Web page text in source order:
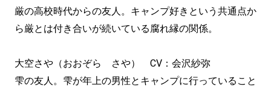
厳の高校時代からの友人。キャンプ好きという共通点か
ら厳とは付き合いが続いている腐れ縁の関係。
大空さや（おおぞら さや） CV：会沢紗弥
雫の友人。雫が年上の男性とキャンプに行っていること